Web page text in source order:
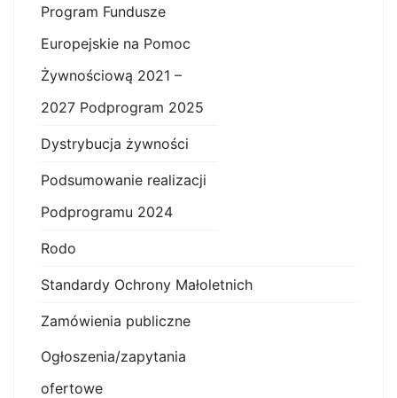
Program Fundusze
Europejskie na Pomoc
Żywnościową 2021 –
2027 Podprogram 2025
Dystrybucja żywności
Podsumowanie realizacji
Podprogramu 2024
Rodo
Standardy Ochrony Małoletnich
Zamówienia publiczne
Ogłoszenia/zapytania
ofertowe